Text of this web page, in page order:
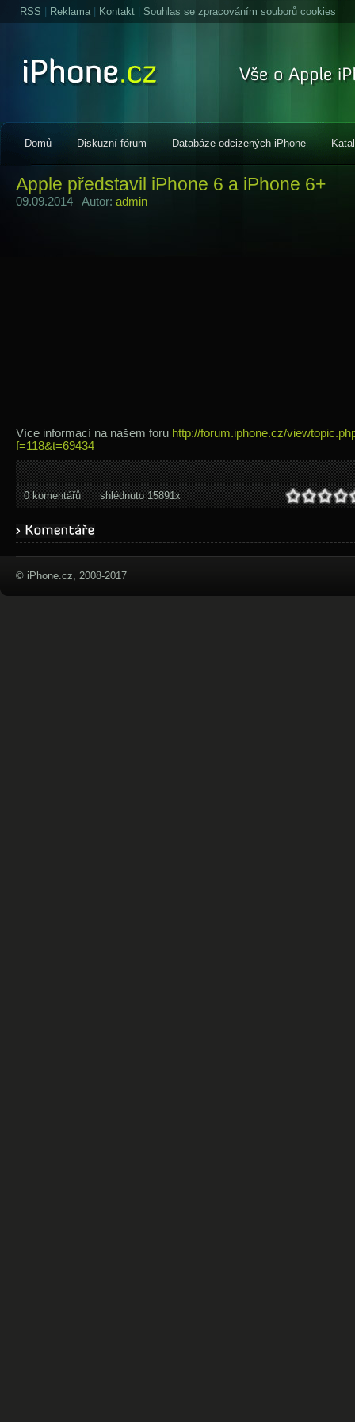
RSS Reklama| Kontakt Souhlas se zpracováním souborů cookies
Domů Diskuzní fórum Databáze odcizených iPhone
Apple představil iPhone 6 a iPhone 6+
09.09.2014 Autor: admin
Více informací na našem foru http://forum.iphone.cz/
f=118&t=69434
0 komentářů shlédnuto 15891x
© iPhone.cz, 2008-2017